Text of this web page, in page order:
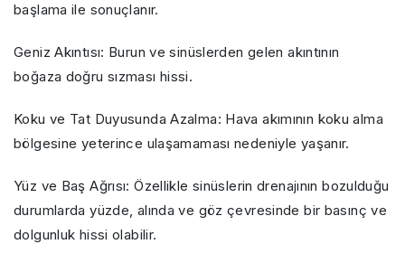
başlama ile sonuçlanır.
Geniz Akıntısı: Burun ve sinüslerden gelen akıntının
boğaza doğru sızması hissi.
Koku ve Tat Duyusunda Azalma: Hava akımının koku alma
bölgesine yeterince ulaşamaması nedeniyle yaşanır.
Yüz ve Baş Ağrısı: Özellikle sinüslerin drenajının bozulduğu
durumlarda yüzde, alında ve göz çevresinde bir basınç ve
dolgunluk hissi olabilir.